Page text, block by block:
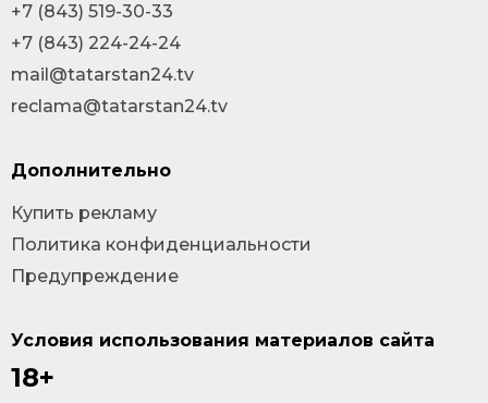
Условия использования материалов сайта
18+
+7 (843) 519-30-33
+7 (843) 224-24-24
mail@tatarstan24.tv
reclama@tatarstan24.tv
Дополнительно
Купить рекламу
Политика конфиденциальности
Предупреждение